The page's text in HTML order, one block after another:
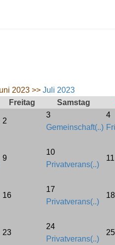
2023 >> Juli 2023
Freitag Samstag
2
3
Gemeinschaft(..)
4
9
10
Privatverans(..)
11
16
17
Privatverans(..)
18
23
24
Privatverans(..)
25